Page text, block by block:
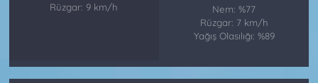
Rüzgar: 9 km/h
Nem: %77
Rüzgar: 7 km/h
Yağış Olasılığı: %89